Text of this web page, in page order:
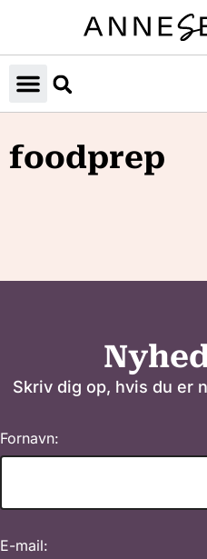
foodprep
Skriv dig op, hvis du er
Fornavn:
E-mail: